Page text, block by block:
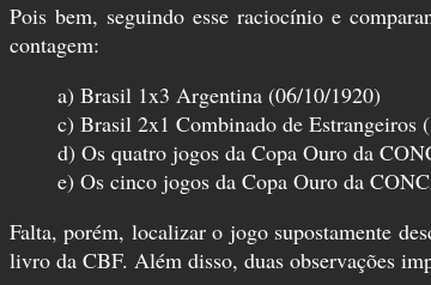
Pois bem, seguindo esse raciocínio e
contagem:
a) Brasil 1x3 Argentina (06/10/1920)
c) Brasil 2x1 Combinado de
d) Os quatro jogos da Copa Ouro da
e) Os cinco jogos da Copa Ouro da
Falta, porém, localizar o jogo supostamente
livro da CBF. Além disso, duas observações